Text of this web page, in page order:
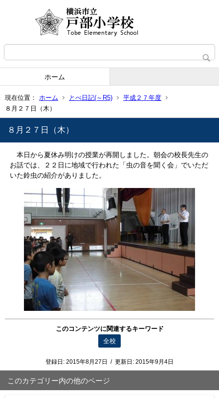
ホーム
現在位置： ホーム とべ日記(～R5)
平成２７年度
８月２７日（木）
８月２７日（木）
本日から夏休み明けの授業が再開しました。朝会の校長先生の
お話では、２２日に地域で行われた「虫の音を聞く会」でいただ
いた鈴虫の紹介がありました。
このコンテンツに関連するキーワード
全校
登録日: 2015年8月27日 / 更新日: 2015年9月4日
このカテゴリー内の他のページ